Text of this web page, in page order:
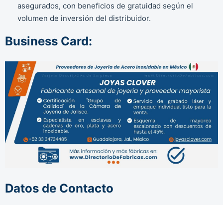
asegurados, con beneficios de gratuidad según el
volumen de inversión del distribuidor.
Business Card:
Datos de Contacto